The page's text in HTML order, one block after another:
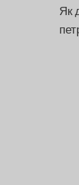
Як